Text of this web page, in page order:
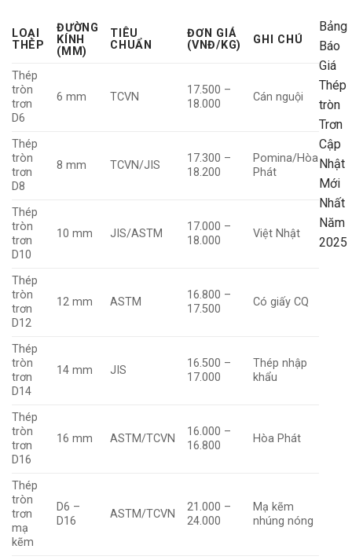
LOẠI
THÉP
ĐƯỜNG
KÍNH
(MM)
TIÊU
CHUẨN
ĐƠN GIÁ
(VNĐ/KG)
GHI CHÚ
Thép
tròn
trơn
D6
6 mm TCVN
17.500 –
18.000
Cán nguội
Thép
tròn
trơn
D8
8 mm TCVN/JIS
17.300 –
18.200
Pomina/Hòa
Phát
Thép
tròn
trơn
D10
10 mm JIS/ASTM
17.000 –
18.000
Việt Nhật
Thép
tròn
trơn
D12
12 mm ASTM
16.800 –
17.500
Có giấy CQ
Thép
tròn
trơn
D14
14 mm JIS
16.500 –
17.000
Thép nhập
khẩu
Thép
tròn
trơn
D16
16 mm ASTM/TCVN
16.000 –
16.800
Hòa Phát
Thép
tròn
trơn
mạ
kẽm
D6 –
D16
ASTM/TCVN
21.000 –
24.000
Mạ kẽm
nhúng nóng
Bảng
Báo
Giá
Thép
tròn
Trơn
Cập
Nhật
Mới
Nhất
Năm
2025